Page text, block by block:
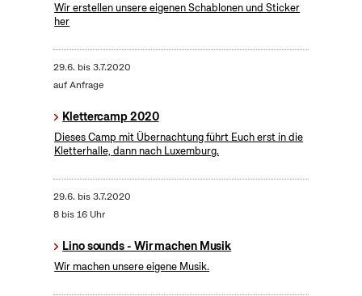
Wir erstellen unsere eigenen Schablonen und Sticker
her
29.6. bis3.7.2020
auf Anfrage
Klettercamp 2020
Dieses Camp mit Übernachtung führt Euch erst in die
Kletterhalle, dann nach Luxemburg.
29.6. bis3.7.2020
8 bis 16 Uhr
Lino sounds - Wir machen Musik
Wir machen unsere eigene Musik.